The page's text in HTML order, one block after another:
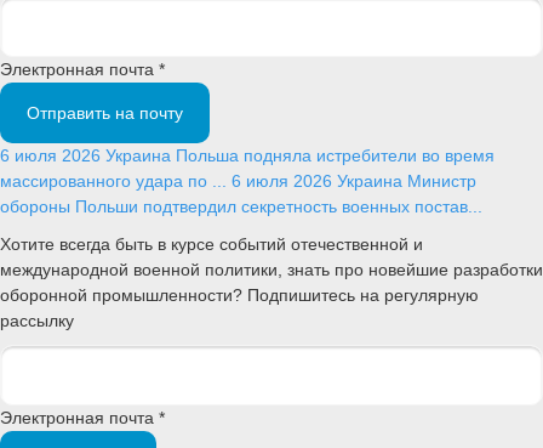
Электронная почта *
Отправить на почту
6 июля 2026 Украина Польша подняла истребители во время
массированного удара по ... 6 июля 2026 Украина Министр
обороны Польши подтвердил секретность военных постав...
Хотите всегда быть в курсе событий отечественной и
международной военной политики, знать про новейшие разработки
оборонной промышленности? Подпишитесь на регулярную
рассылку
Электронная почта *